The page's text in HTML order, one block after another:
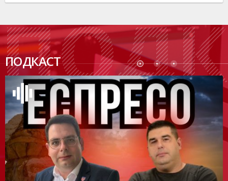
ПОДКАСТ
ПОДК
АСТ